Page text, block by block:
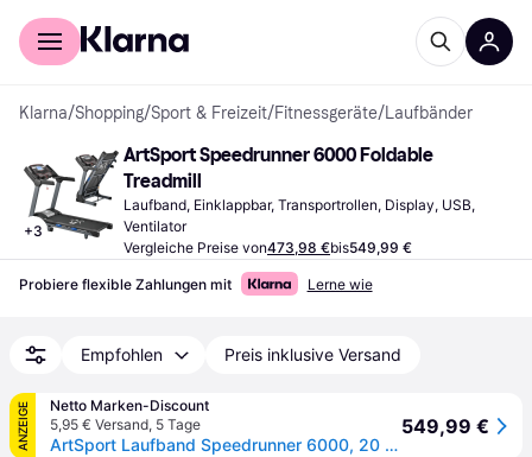
Für Shopper
Klarna/Shopping/Sport & Freizeit/Fitnessgeräte/Laufbänder
+3
ArtSport Speedrunner 6000 Foldable
Treadmill
Laufband, Einklappbar, Transportrollen, Display, USB,
Ventilator
Vergleiche Preise von473,98 €bis549,99 €
Probiere flexible Zahlungen mit Lerne wie
Empfohlen Preis inklusive Versand
ANZEIGE
Netto Marken-Discount
5,95 € Versand, 5 Tage
ArtSport Laufband Speedrunner 6000, 20 km/h elektrisch, klappbar mit App & MP3 – Schwarz
549,99 €